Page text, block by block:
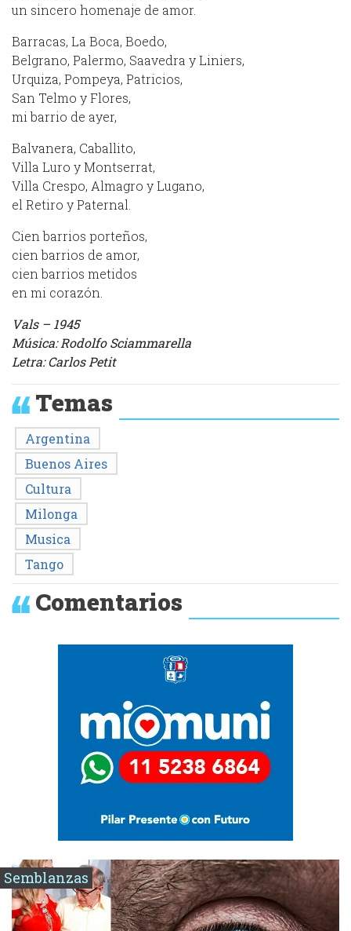
un sincero homenaje de amor.
Barracas, La Boca, Boedo,
Belgrano, Palermo, Saavedra y Liniers,
Urquiza, Pompeya, Patricios,
San Telmo y Flores,
mi barrio de ayer,
Balvanera, Caballito,
Villa Luro y Montserrat,
Villa Crespo, Almagro y Lugano,
el Retiro y Paternal.
Cien barrios porteños,
cien barrios de amor,
cien barrios metidos
en mi corazón.
Vals – 1945
Música: Rodolfo Sciammarella
Letra: Carlos Petit
Temas
Argentina
Buenos Aires
Cultura
Milonga
Musica
Tango
Comentarios
Semblanzas